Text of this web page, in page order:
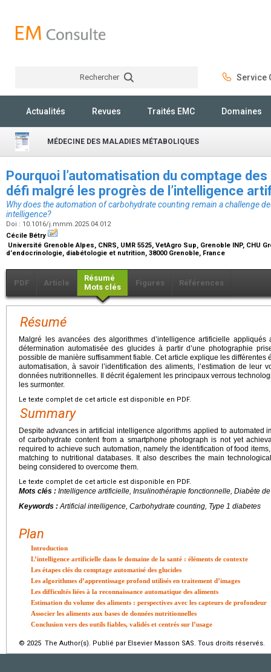
Rechercher Service
Actualités Revues Traités EMC Domaines
MÉDECINE DES MALADIES MÉTABOLIQUES
Pourquoi l’automatisation du comptage
défi malgré les progrès de l’intelligence
Why does the automation of carbohydrate counting remain a challenge
intelligence?
Doi : 10.1016/j.mmm.2025.04.012
Cécile Bétry
Université Grenoble Alpes, CNRS, UMR 5525, VetAgro Sup, Grenoble INP, CHU
d’endocrinologie, diabétologie et nutrition, 38000 Grenoble, France
PDF Article
Résumé
Mots clés
Figures Références
Résumé
Malgré les avancées des algorithmes d’intelligence artificielle appliqués
détermination automatisée des glucides à partir d’une photographie
possible de manière suffisamment fiable. Cet article explique les différentes
automatisation, à savoir l’identification des aliments, l’estimation de leur
données nutritionnelles. Il décrit également les principaux verrous
les surmonter.
Le texte complet de cet article est disponible en PDF.
Summary
Despite advances in artificial intelligence algorithms applied to automated
of carbohydrate content from a smartphone photograph is not yet
required to achieve such automation, namely the identification of food
matching to nutritional databases. It also describes the main
being considered to overcome them.
Le texte complet de cet article est disponible en PDF.
Mots clés : Intelligence artificielle, Insulinothérapie fonctionnelle, Diabète
Keywords : Artificial intelligence, Carbohydrate counting, Type 1 diabetes
Plan
Introduction
L’intelligence artificielle dans le domaine de la santé : éléments de contexte
Les étapes clés du comptage automatisé des glucides
Les algorithmes d’apprentissage profond utilisés en traitement d’images
Les difficultés liées à la reconnaissance automatique des aliments
Estimation du volume des aliments : perspectives avec les capteurs de profondeur
Associer les aliments aux bases de données nutritionnelles
Conclusion vers des outils fiables, validés et centrés sur l’usage
© 2025 The Author(s). Publié par Elsevier Masson SAS. Tous droits réservés.